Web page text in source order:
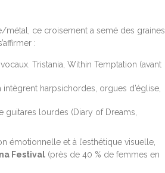
métal, ce croisement a semé des graines
:
Tristania, Within Temptation (avant
harpsichordes, orgues d’église,
lourdes (Diary of Dreams,
émotionnelle et à l’esthétique visuelle,
Festival (près de 40 % de femmes en